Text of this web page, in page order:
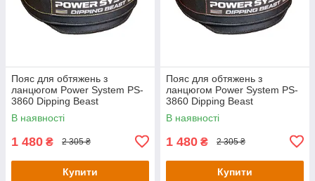
Пояс для обтяжень з
ланцюгом Power System PS-
3860 Dipping Beast
неопреновий Black/Yellow
В наявності
1 480 ₴ 2 305 ₴
Купити
Пояс для обтяжень з
ланцюгом Power System PS-
3860 Dipping Beast
неопреновий Black/Red
В наявності
1 480 ₴ 2 305 ₴
Купити